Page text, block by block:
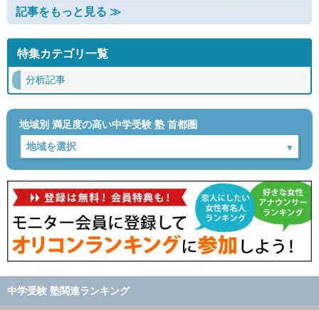
記事をもっと見る ≫
特集カテゴリ一覧
分析記事
地域別 満足度の高い中学受験 塾 首都圏
中学受験 塾関連ランキング